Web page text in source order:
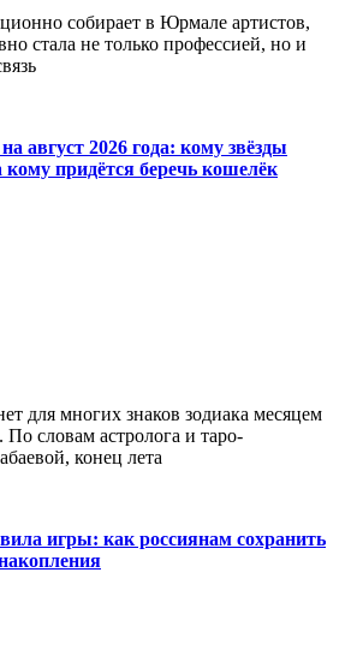
собирает в Юрмале артистов,
стала не только профессией, но и
август 2026 года: кому звёзды
придётся беречь кошелёк
для многих знаков зодиака месяцем
словам астролога и таро-
конец лета
игры: как россиянам сохранить